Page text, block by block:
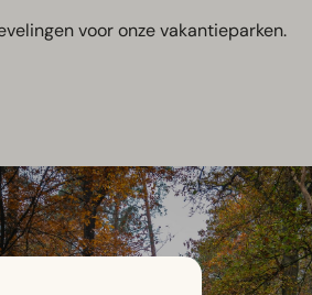
voor onze vakantieparken.